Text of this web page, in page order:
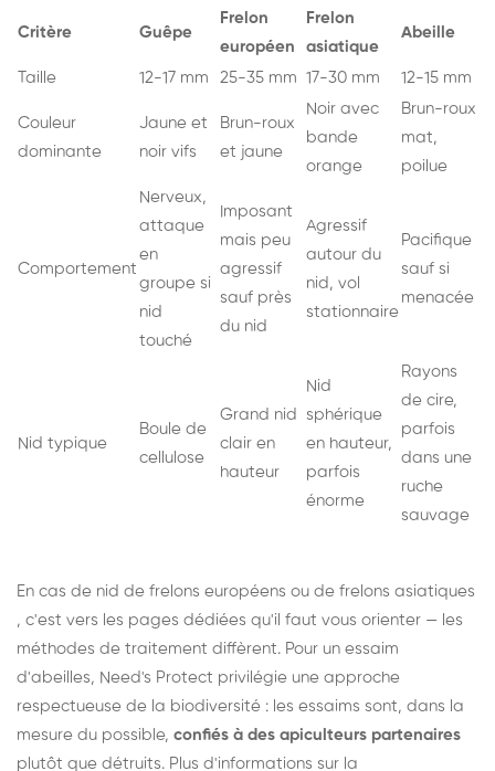
Critère Guêpe
Frelon
européen
Frelon
asiatique
Abeille
Taille 12-17 mm 25-35 mm 17-30 mm 12-15 mm
Couleur
dominante
Jaune et
noir vifs
Brun-roux
et jaune
Noir avec
bande
orange
Brun-roux
mat,
poilue
Comportement
Nerveux,
attaque
en
groupe si
nid
touché
Imposant
mais peu
agressif
sauf près
du nid
Agressif
autour du
nid, vol
stationnaire
Pacifique
sauf si
menacée
Nid typique
Boule de
cellulose
Grand nid
clair en
hauteur
Nid
sphérique
en hauteur,
parfois
énorme
Rayons
de cire,
parfois
dans une
ruche
sauvage
En cas de nid de frelons européens ou de frelons asiatiques
, c'est vers les pages dédiées qu'il faut vous orienter — les
méthodes de traitement diffèrent. Pour un essaim
d'abeilles, Need's Protect privilégie une approche
respectueuse de la biodiversité : les essaims sont, dans la
mesure du possible, confiés à des apiculteurs partenaires
plutôt que détruits. Plus d'informations sur la